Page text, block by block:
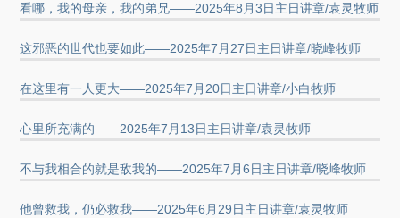
看哪，我的母亲，我的弟兄——2025年8月3日主日讲章/袁灵牧师
这邪恶的世代也要如此——2025年7月27日主日讲章/晓峰牧师
在这里有一人更大——2025年7月20日主日讲章/小白牧师
心里所充满的——2025年7月13日主日讲章/袁灵牧师
不与我相合的就是敌我的——2025年7月6日主日讲章/晓峰牧师
他曾救我，仍必救我——2025年6月29日主日讲章/袁灵牧师